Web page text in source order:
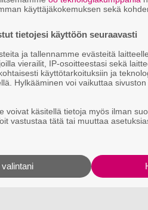
Olemme aina
pienessä roolissa. Tällä
levyyn levy on kuulemma
ainoa selvä ero.
käyttäjäkokemuksen sekä
tietojesi käyttöön seuraavasti
ja tallennamme evästeitä
vierailit, IP-osoitteestasi sekä
käyttötarkoituksiin ja
Hylkääminen voi vaikuttaa
voivat käsitellä tietoja myös ilman
vastustaa tätä tai muuttaa